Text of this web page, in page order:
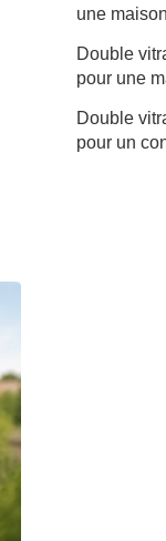
une
Double
pour une
Double
pour un